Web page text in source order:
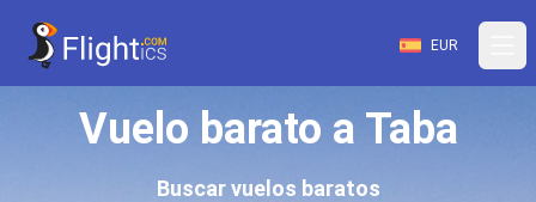
EUR
Vuelo barato a Taba
Buscar vuelos baratos